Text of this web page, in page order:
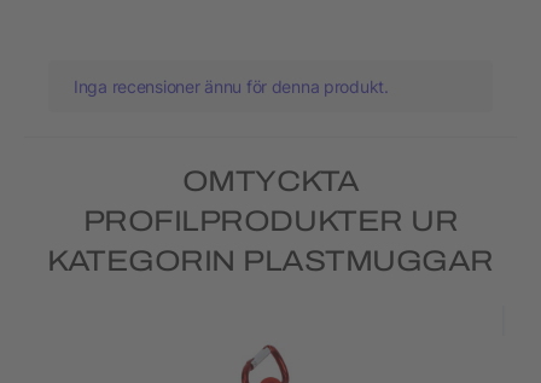
Inga recensioner ännu för denna produkt.
OMTYCKTA
PROFILPRODUKTER UR
KATEGORIN PLASTMUGGAR